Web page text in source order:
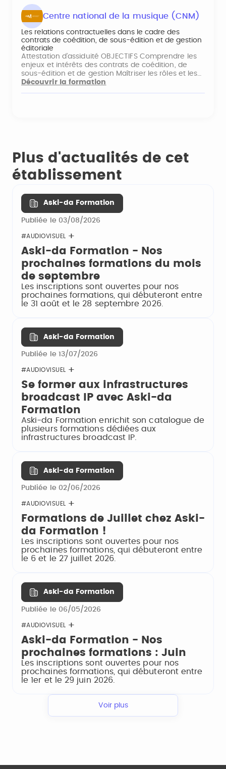
Centre national de la musique (CNM)
Les relations contractuelles dans le cadre des
contrats de coédition, de sous-édition et de gestion
éditoriale
Attestation d’assiduité OBJECTIFS Comprendre les
enjeux et intérêts des contrats de coédition, de
sous-édition et de gestion Maîtriser les rôles et les…
Découvrir la formation
Plus d'actualités de cet
établissement
Aski-da Formation
Publiée le 03/08/2026
#AUDIOVISUEL
Aski-da Formation - Nos
prochaines formations du mois
de septembre
Les inscriptions sont ouvertes pour nos
prochaines formations, qui débuteront entre
le 31 août et le 28 septembre 2026.
Aski-da Formation
Publiée le 13/07/2026
#AUDIOVISUEL
Se former aux infrastructures
broadcast IP avec Aski-da
Formation
Aski-da Formation enrichit son catalogue de
plusieurs formations dédiées aux
infrastructures broadcast IP.
Aski-da Formation
Publiée le 02/06/2026
#AUDIOVISUEL
Formations de Juillet chez Aski-
da Formation !
Les inscriptions sont ouvertes pour nos
prochaines formations, qui débuteront entre
le 6 et le 27 juillet 2026.
Aski-da Formation
Publiée le 06/05/2026
#AUDIOVISUEL
Aski-da Formation - Nos
prochaines formations : Juin
Les inscriptions sont ouvertes pour nos
prochaines formations, qui débuteront entre
le 1er et le 29 juin 2026.
Voir plus